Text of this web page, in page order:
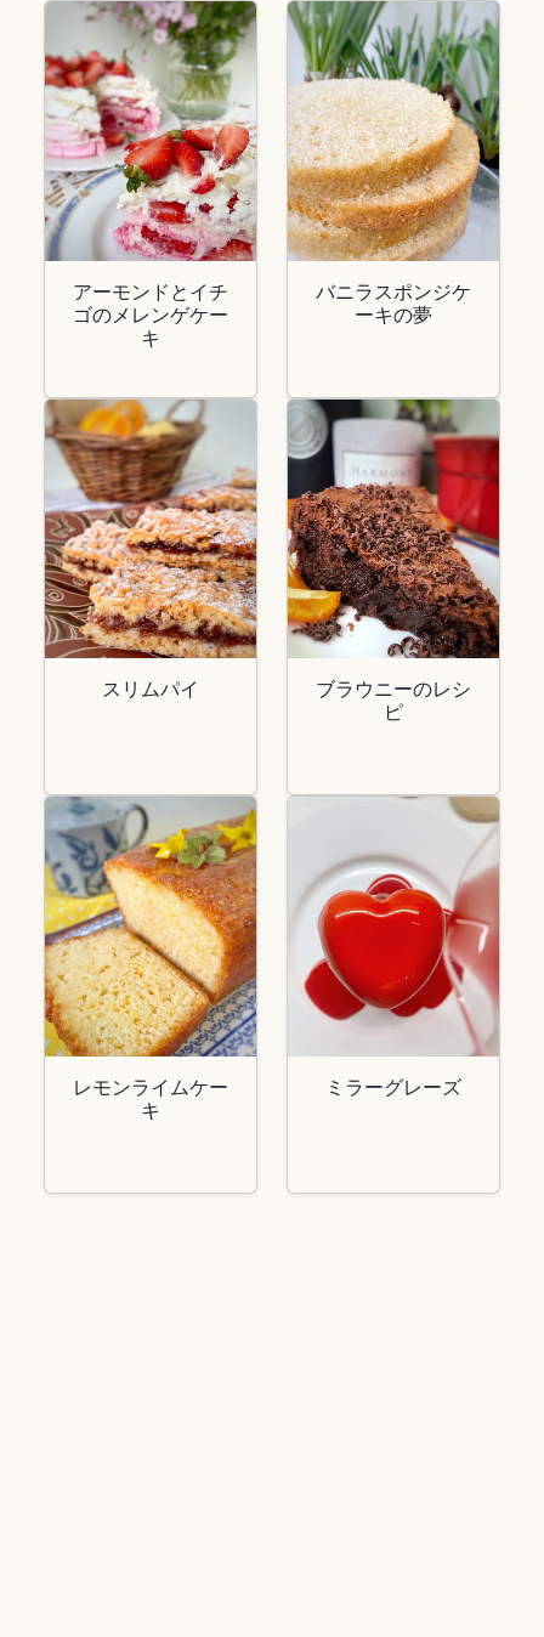
アーモンドとイチ
ゴのメレンゲケー
キ
バニラスポンジケ
ーキの夢
スリムパイ
ブラウニーのレシ
ピ
レモンライムケー
キ
ミラーグレーズ